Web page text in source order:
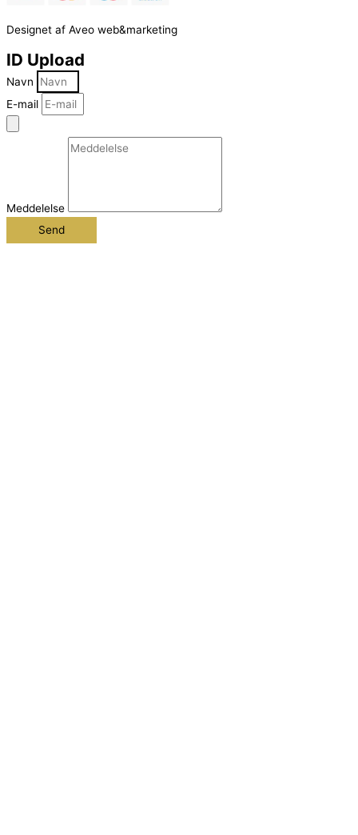
Designet af Aveo web&marketing
ID Upload
Navn
E-mail
Meddelelse
Send